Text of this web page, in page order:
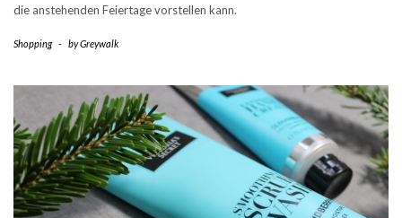
die anstehenden Feiertage vorstellen kann.
Shopping - byGreywalk